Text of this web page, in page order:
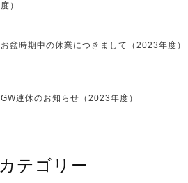
度）
お盆時期中の休業につきまして（2023年度）
GW連休のお知らせ（2023年度）
カテゴリー